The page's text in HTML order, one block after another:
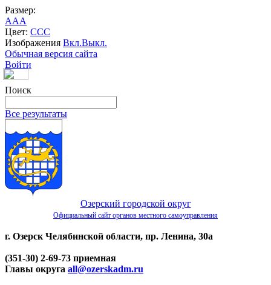
Размер:
AAA
Цвет: CCC
Изображения Вкл.Выкл.
Обычная версия сайта
Войти
Поиск
Все результаты
Озерский городской округ
Официальный сайт органов местного самоуправления
г. Озерск Челябинской области, пр. Ленина, 30а
(351-30) 2-69-73 приемная
Главы округа all@ozerskadm.ru